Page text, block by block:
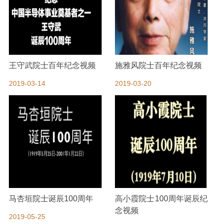
王守武院士百年纪念视频
2019-03-14
施雅风院士百年纪念视频
2019-03-20
马杏垣院士诞辰100周年
2019-05-25
高小霞院士100周年诞辰纪
念视频